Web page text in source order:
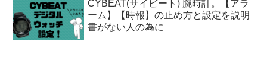
CYBEAT(サイビート) 腕時計。【アラ
ーム】【時報】の止め方と設定を説明
書がない人の為に